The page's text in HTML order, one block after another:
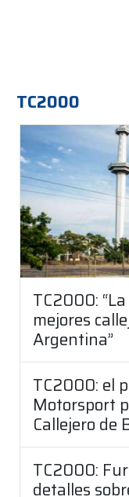
TC2000
TC2000:
mejores
Argentina”
TC2000: el
Motorsport
Callejero de
TC2000:
detalles